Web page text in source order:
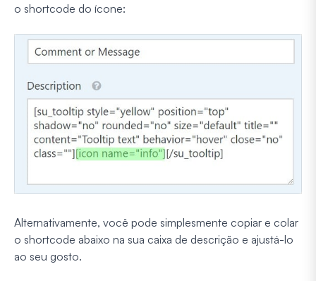
o shortcode do ícone:
Alternativamente, você pode simplesmente copiar e colar
o shortcode abaixo na sua caixa de descrição e ajustá-lo
ao seu gosto.